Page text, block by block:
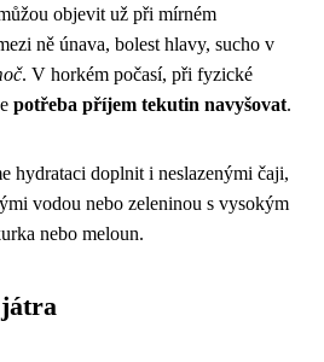
objevit už při mírném
ně únava, bolest hlavy, sucho v
. V horkém počasí, při fyzické
potřeba příjem tekutin navyšovat.
hydrataci doplnit i neslazenými čaji,
vodou nebo zeleninou s vysokým
nebo meloun.